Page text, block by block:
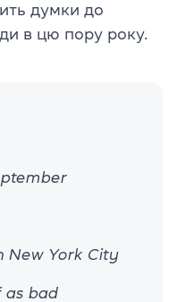
думки до
в цю пору року.
New York City
as bad